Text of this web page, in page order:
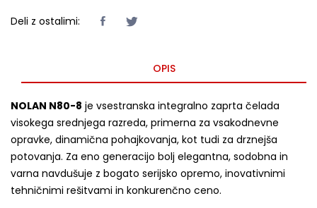
Deli z ostalimi:
OPIS
NOLAN N80-8 je vsestranska integralno zaprta čelada
visokega srednjega razreda, primerna za vsakodnevne
opravke, dinamična pohajkovanja, kot tudi za drznejša
potovanja. Za eno generacijo bolj elegantna, sodobna in
varna navdušuje z bogato serijsko opremo, inovativnimi
tehničnimi rešitvami in konkurenčno ceno.